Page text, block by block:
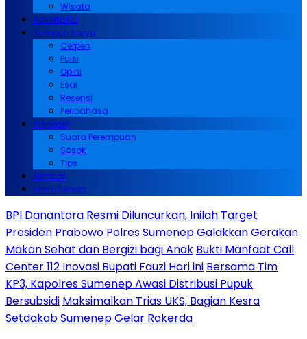
Wisata
Advertorial
Rumpun Karya
Cerpen
Puisi
Opini
Esai
Resensi
Peribahasa
Inspirasi
Suara Perempuan
Sosok
Tips
Mimbar
Kirim Tulisan
BPI Danantara Resmi Diluncurkan, Inilah Target
Presiden Prabowo Polres Sumenep Galakkan Gerakan
Makan Sehat dan Bergizi bagi Anak Bukti Manfaat Call
Center 112 Inovasi Bupati Fauzi Hari ini Bersama Tim
KP3, Kapolres Sumenep Awasi Distribusi Pupuk
Bersubsidi Maksimalkan Trias UKS, Bagian Kesra
Setdakab Sumenep Gelar Rakerda